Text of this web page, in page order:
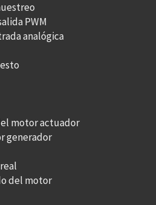
PWM
analógica
motor actuador
generador
del motor